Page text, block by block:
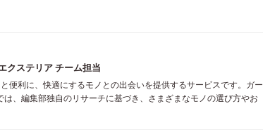
クステリア チーム担当
便利に、快適にするモノとの出会いを提供するサービスです。ガー
、編集部独自のリサーチに基づき、さまざまなモノの選び方やお